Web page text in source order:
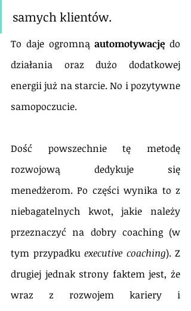
samych klientów.
To daje ogromną automotywację do
działania oraz dużo dodatkowej
energii już na starcie. No i pozytywne
samopoczucie.
Dość powszechnie tę metodę
rozwojową dedykuje się
menedżerom. Po części wynika to z
niebagatelnych kwot, jakie należy
przeznaczyć na dobry coaching (w
tym przypadku executive coaching). Z
drugiej jednak strony faktem jest, że
wraz z rozwojem kariery i